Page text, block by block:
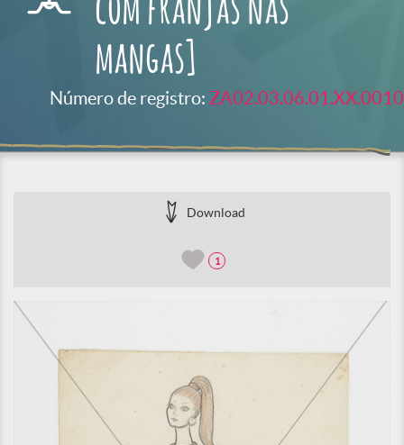
com franjas nas
mangas]
Número de registro: ZA02.03.06.01.XX.0010
Download
1